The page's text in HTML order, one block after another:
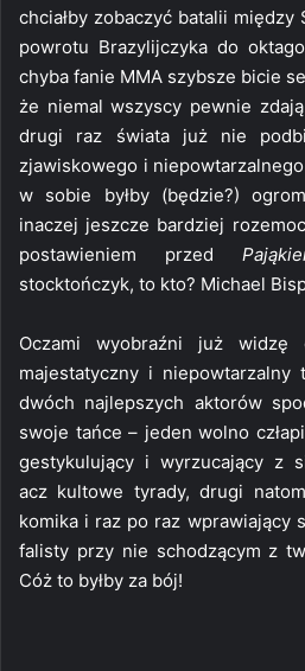
chciałby zobaczyć batalii między
powrotu Brazylijczyka do
chyba fanie MMA szybsze bicie
że niemal wszyscy pewnie
drugi raz świata już nie
zjawiskowego i
w sobie byłby (będzie?)
inaczej jeszcze bardziej
postawieniem przed
stocktończyk, to kto? Michael
Oczami wyobraźni już widzę
majestatyczny i
dwóch najlepszych aktorów
swoje tańce – jeden wolno
gestykulujący i wyrzucający z
acz kultowe tyrady, drugi
komika i raz po raz wprawiający
falisty przy nie schodzącym z
Cóż to byłby za bój!